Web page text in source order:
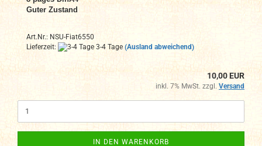
Guter Zustand
Art.Nr.: NSU-Fiat6550
Lieferzeit:
3-4 Tage (Ausland abweichend)
10,00 EUR
inkl. 7% MwSt. zzgl. Versand
IN DEN WARENKORB